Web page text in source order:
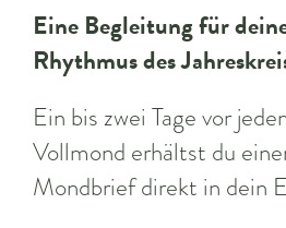
Eine Begleitung für
Rhythmus des
Ein bis zwei Tage vor
Vollmond erhältst du
Mondbrief direkt in dein